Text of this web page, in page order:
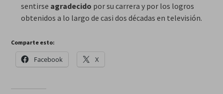
sentirse agradecido por su carrera y por los logros
obtenidos a lo largo de casi dos décadas en televisión.
Comparte esto:
Facebook X